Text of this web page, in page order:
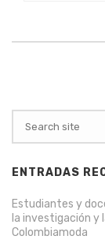
ENTRADAS
Estudiantes y
la investigación y
Colombiamoda